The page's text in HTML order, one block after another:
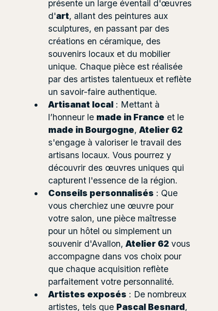
présente un large éventail d'œuvres
d'art, allant des peintures aux
sculptures, en passant par des
créations en céramique, des
souvenirs locaux et du mobilier
unique. Chaque pièce est réalisée
par des artistes talentueux et reflète
un savoir-faire authentique.
Artisanat local : Mettant à
l’honneur le made in France et le
made in Bourgogne, Atelier 62
s'engage à valoriser le travail des
artisans locaux. Vous pourrez y
découvrir des œuvres uniques qui
capturent l'essence de la région.
Conseils personnalisés : Que
vous cherchiez une œuvre pour
votre salon, une pièce maîtresse
pour un hôtel ou simplement un
souvenir d'Avallon, Atelier 62 vous
accompagne dans vos choix pour
que chaque acquisition reflète
parfaitement votre personnalité.
Artistes exposés : De nombreux
artistes, tels que Pascal Besnard,